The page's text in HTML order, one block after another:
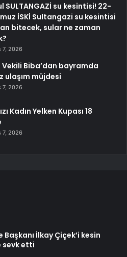
SULTANGAZİ su kesintisi! 22-
İSKİ Sultangazi su kesintisi
bitecek, sular ne zaman
7, 2026
Vekili Biba’dan bayramda
ulaşım müjdesi
7, 2026
Kadın Yelken Kupası 18
7, 2026
İlkay Çiçek’i kesin
sevk etti